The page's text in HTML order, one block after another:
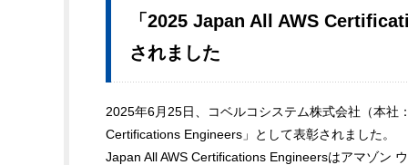
「2025 Japan All AWS
されました
2025年6月25日、コベルコシステム株式会社（本社
Certifications Engineers」として表彰されました。
Japan All AWS Certifications Engineersはアマゾン